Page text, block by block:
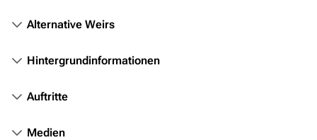
Stargate Universe
Stargate Origins
Alternative Weirs
Hintergrundinformationen
Auftritte
Medien